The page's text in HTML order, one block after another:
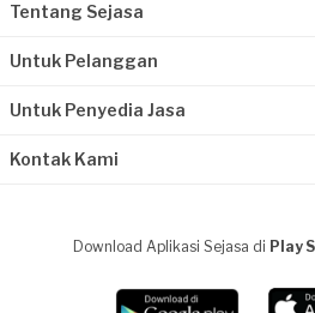
Tentang Sejasa
Untuk Pelanggan
Untuk Penyedia Jasa
Kontak Kami
Download Aplikasi Sejasa di Play